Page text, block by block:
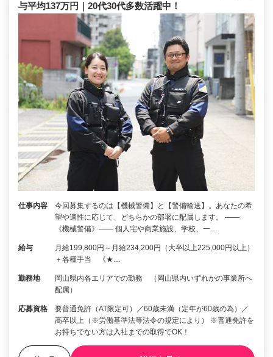
与平均137万円｜20代30代多数活躍中！
仕事内容
今回募集するのは【機械警備】と【警備輸送】。あなたの希
望や適性に応じて、どちらかの部署に配属します。 ――
《機械警備》―― 個人宅や商業施設、学校、一…
給与
月給199,800円～月給234,200円（大卒以上225,000円以上）
＋各種手当 《★…
勤務地
岡山県内各エリアでの勤務 （岡山県内いずれかの事業所へ
配属）
応募資格
要普通免許（AT限定可）／60歳未満（定年が60歳の為）／
高卒以上（※労働基準法等法令の規定により） ※普通免許を
お持ちでない方は入社までの取得でOK！